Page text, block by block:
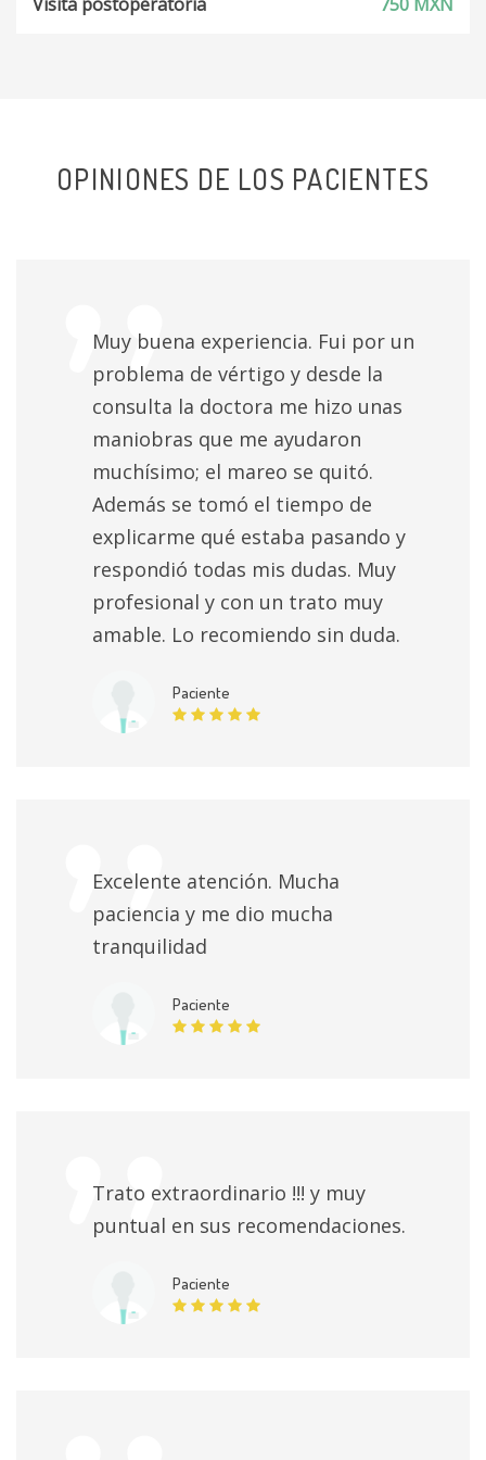
OPINIONES DE LOS PACIENTES
Muy buena experiencia. Fui por un
problema de vértigo y desde la
consulta la doctora me hizo unas
maniobras que me ayudaron
muchísimo; el mareo se quitó.
Además se tomó el tiempo de
explicarme qué estaba pasando y
respondió todas mis dudas. Muy
profesional y con un trato muy
amable. Lo recomiendo sin duda.
Paciente
Excelente atención. Mucha
paciencia y me dio mucha
tranquilidad
Paciente
Trato extraordinario !!! y muy
puntual en sus recomendaciones.
Paciente